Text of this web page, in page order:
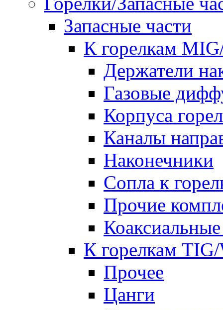
Запасные части
К горелкам
Держатели
Газовые
Корпуса
Каналы
Наконечники
Сопла к
Прочие
К горелкам
Прочее
Цанги